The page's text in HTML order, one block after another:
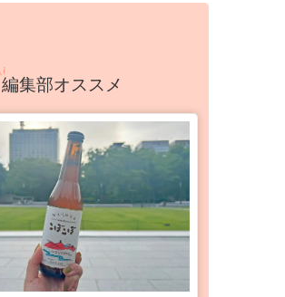
編集部オススメ